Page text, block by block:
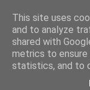
This site uses
and to analyze
shared with
metrics to ensure
statistics, and to